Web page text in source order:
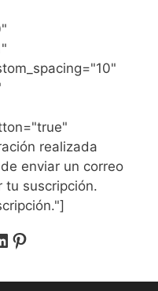
realizada
enviar un correo
tu suscripción.
Pinterest